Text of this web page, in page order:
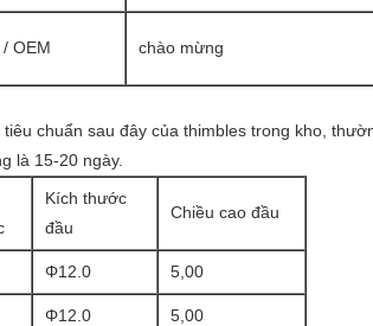
OEM chào mừng
chuẩn sau đây của thimbles trong kho,
là 15-20 ngày.
Kích thước
đầu
Chiều cao đầu
Φ12.0 5,00
Φ12.0 5,00